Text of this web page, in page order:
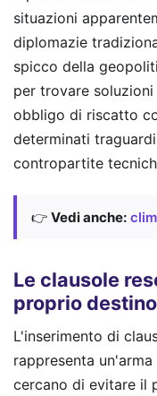
situazioni
diplomazie
spicco della
per trovare
obbligo di riscatto
determinati
contropartite
👉 Vedi anche:
Le clausole
proprio destino
L'inserimento di
rappresenta
cercano di evitare il